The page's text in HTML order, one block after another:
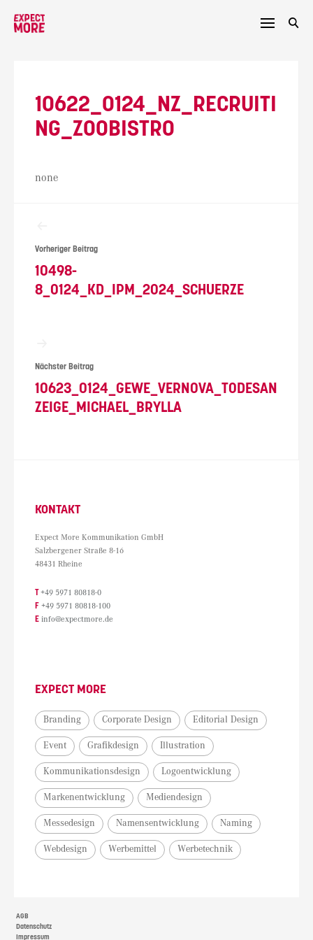
10622_0124_NZ_RECRUITI
NG_ZOOBISTRO
none
Vorheriger Beitrag
10498-
8_0124_KD_IPM_2024_SCHUERZE
Nächster Beitrag
10623_0124_GEWE_VERNOVA_TODESAN
ZEIGE_MICHAEL_BRYLLA
KONTAKT
Expect More Kommunikation GmbH
Salzbergener Straße 8-16
48431 Rheine
T +49 5971 80818-0
F +49 5971 80818-100
E info@expectmore.de
EXPECT MORE
Branding Corporate Design Editorial Design
Event Grafikdesign Illustration
Kommunikationsdesign Logoentwicklung
Markenentwicklung Mediendesign
Messedesign Namensentwicklung Naming
Webdesign Werbemittel Werbetechnik
AGB
Datenschutz
Impressum